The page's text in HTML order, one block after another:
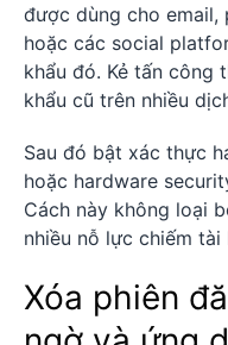
được dùng cho email,
hoặc các social
khẩu đó. Kẻ tấn công
khẩu cũ trên nhiều
Sau đó bật xác thực
hoặc hardware
Cách này không loại
nhiều nỗ lực chiếm tài
Xóa phiên